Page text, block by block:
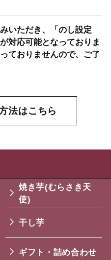
いただき、「のし設定
対応可能となっておりま
ておりませんので、ご了
法はこちら
焼き芋(むらさき天
使)
干し芋
ギフト・詰め合わせ